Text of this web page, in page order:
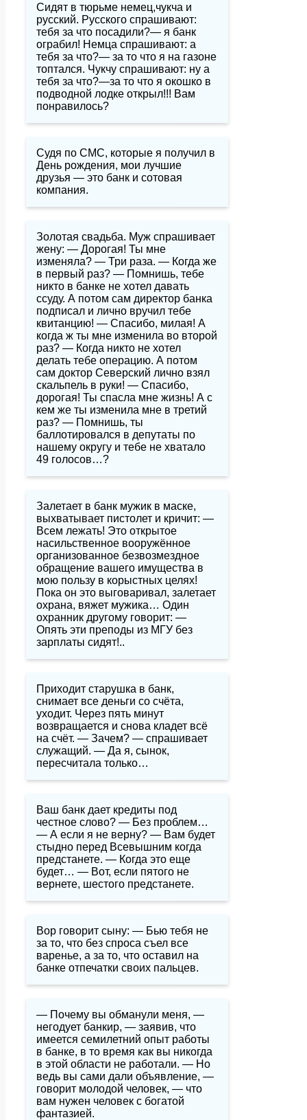
Сидят в тюрьме немец,чукча и
русский. Русского спрашивают:
тебя за что посадили?— я банк
ограбил! Немца спрашивают: а
тебя за что?— за то что я на газоне
топтался. Чукчу спрашивают: ну а
тебя за что?—за то что я окошко в
подводной лодке открыл!!! Вам
понравилось?
Судя по СМС, которые я получил в
День рождения, мои лучшие
друзья — это банк и сотовая
компания.
Золотая свадьба. Муж спрашивает
жену: — Дорогая! Ты мне
изменяла? — Три раза. — Когда же
в первый раз? — Помнишь, тебе
никто в банке не хотел давать
ссуду. А потом сам директор банка
подписал и лично вручил тебе
квитанцию! — Спасибо, милая! А
когда ж ты мне изменила во второй
раз? — Когда никто не хотел
делать тебе операцию. А потом
сам доктор Северский лично взял
скальпель в руки! — Спасибо,
дорогая! Ты спасла мне жизнь! А с
кем же ты изменила мне в третий
раз? — Помнишь, ты
баллотировался в депутаты по
нашему округу и тебе не хватало
49 голосов…?
Залетает в банк мужик в маске,
выхватывает пистолет и кричит: —
Всем лежать! Это открытое
насильственное вооружённое
организованное безвозмездное
обращение вашего имущества в
мою пользу в корыстных целях!
Пока он это выговаривал, залетает
охрана, вяжет мужика… Один
охранник другому говорит: —
Опять эти преподы из МГУ без
зарплаты сидят!..
Приходит старушка в банк,
снимает все деньги со счёта,
уходит. Через пять минут
возвращается и снова кладет всё
на счёт. — Зачем? — спрашивает
служащий. — Да я, сынок,
пересчитала только…
Ваш банк дает кредиты под
честное слово? — Без проблем…
— А если я не верну? — Вам будет
стыдно перед Всевышним когда
предстанете. — Когда это еще
будет… — Вот, если пятого не
вернете, шестого предстанете.
Вор говорит сыну: — Бью тебя не
за то, что без спроса съел все
варенье, а за то, что оставил на
банке отпечатки своих пальцев.
— Почему вы обманули меня, —
негодует банкир, — заявив, что
имеется семилетний опыт работы
в банке, в то время как вы никогда
в этой области не работали. — Но
ведь вы сами дали объявление, —
говорит молодой человек, — что
вам нужен человек с богатой
фантазией.